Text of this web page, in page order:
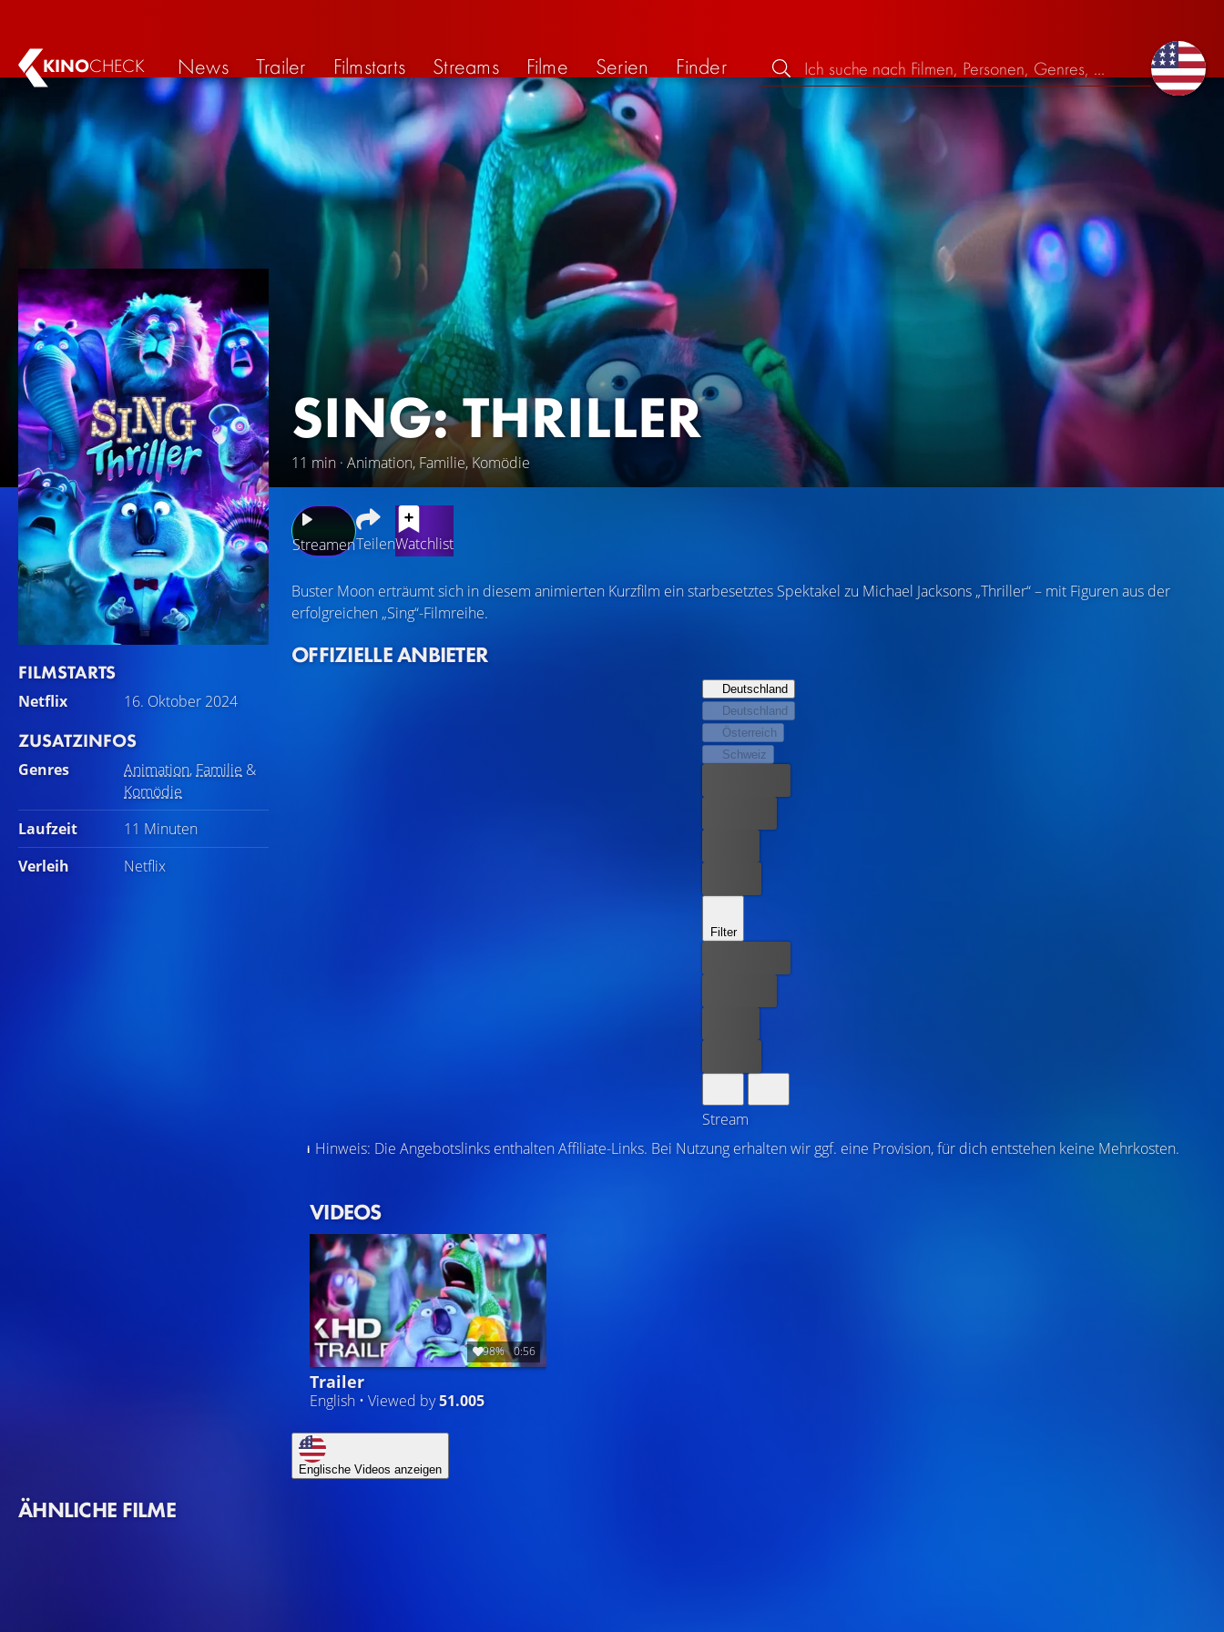
KINOCHECK News Trailer Filmstarts Streams Filme Serien Finder
SING: THRILLER
11 min · Animation, Familie, Komödie
FILMSTARTS
Netflix 16. Oktober 2024
ZUSATZINFOS
Genres Animation, Familie &
Komödie
Laufzeit
11 Minuten
Verleih
Netflix
StreamenTeilenWatchlist
Buster Moon erträumt sich in diesem animierten Kurzfilm ein starbesetztes Spektakel zu Michael Jacksons „Thriller“ – mit Figuren aus der
erfolgreichen „Sing“-Filmreihe.
OFFIZIELLE ANBIETER
Deutschland
Deutschland
Österreich
Schweiz
Filter
Stream
Hinweis: Die Angebotslinks enthalten Affiliate-Links. Bei Nutzung erhalten wir ggf. eine Provision, für dich entstehen keine Mehrkosten.
VIDEOS
98% 0:56
Trailer
English • Viewed by51.005
Englische Videos anzeigen
ÄHNLICHE FILME